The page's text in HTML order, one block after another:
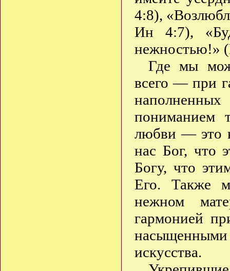
4:8),
Ин 4:7),
нежностью!»
Где мы
всего — при
пониманием
любви — это
нас Бог, что
Богу, что
Его. Также
нежном
гармонией
искусства.